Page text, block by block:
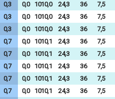
0,3 0,0 1010,0 24,3 36
7,5
0,3 0,0 1010,0 24,3 36
7,5
0,3 0,0 1010,0 24,3 36
7,5
0,7 0,0 1010,1 24,3 36
7,5
0,7 0,0 1010,1 24,3 36
7,5
0,7 0,0 1010,1 24,3 36
7,5
0,7 0,0 1010,1 24,3 36
7,5
0,7 0,0 1010,1 24,3 36
7,5